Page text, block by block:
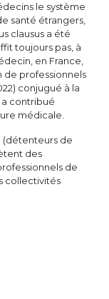
le système
santé étrangers,
clausus a été
toujours pas, à
en France,
de professionnels
conjugué à la
contribué
médicale.
(détenteurs de
des
de
collectivités